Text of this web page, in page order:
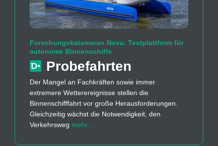
Forschungskatamaran Nova: Testplattform für
autonome Binnenschiffe
Probefahrten
Der Mangel an Fachkräften sowie immer
extremere Wetterereignisse stellen die
Binnenschifffahrt vor große Herausforderungen.
Gleichzeitig wächst die Notwendigkeit, den
Verkehrsweg mehr…